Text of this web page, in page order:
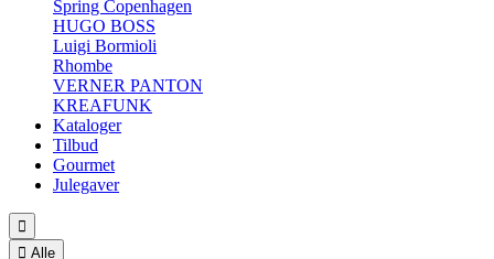
Spring Copenhagen
HUGO BOSS
Luigi Bormioli
Rhombe
VERNER PANTON
KREAFUNK
Kataloger
Tilbud
Gourmet
Julegaver

 Alle